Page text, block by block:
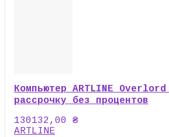
Компьютер ARTLINE
рассрочку без процентов
130132,00 ₴
ARTLINE